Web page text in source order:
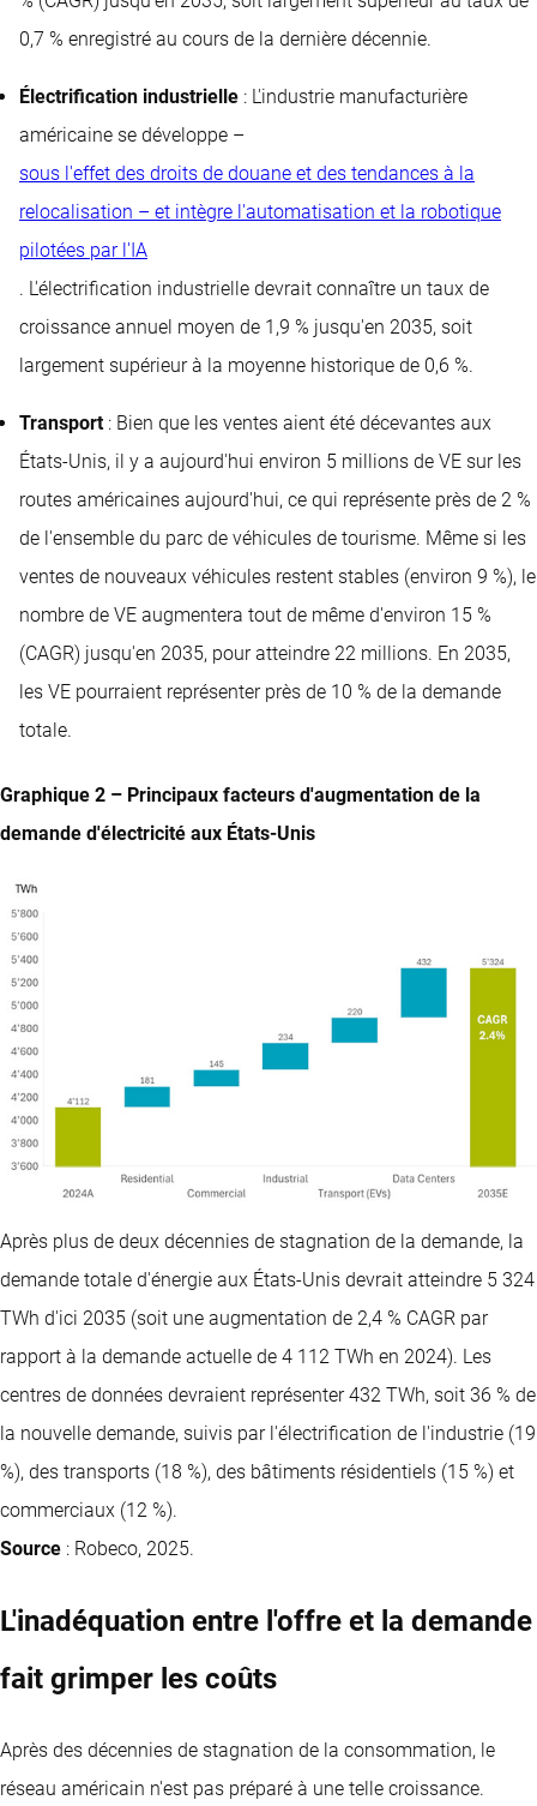
0,7 % enregistré au cours de la dernière décennie.
Électrification industrielle : L'industrie manufacturière
américaine se développe –
sous l'effet des droits de douane et des tendances à la
relocalisation – et intègre l'automatisation et la robotique
pilotées par l'IA
. L'électrification industrielle devrait connaître un taux de
croissance annuel moyen de 1,9 % jusqu'en 2035, soit
largement supérieur à la moyenne historique de 0,6 %.
Transport: Bien que les ventes aient été décevantes aux
États-Unis, il y a aujourd'hui environ 5 millions de VE sur les
routes américaines aujourd'hui, ce qui représente près de 2 %
de l'ensemble du parc de véhicules de tourisme. Même si les
ventes de nouveaux véhicules restent stables (environ 9 %), le
nombre de VE augmentera tout de même d'environ 15 %
(CAGR) jusqu'en 2035, pour atteindre 22 millions. En 2035,
les VE pourraient représenter près de 10 % de la demande
totale.
Graphique 2 – Principaux facteurs d'augmentation de la
demande d'électricité aux États-Unis
Après plus de deux décennies de stagnation de la demande, la
demande totale d'énergie aux États-Unis devrait atteindre 5 324
TWh d'ici 2035 (soit une augmentation de 2,4 % CAGR par
rapport à la demande actuelle de 4 112 TWh en 2024). Les
centres de données devraient représenter 432 TWh, soit 36 % de
la nouvelle demande, suivis par l'électrification de l'industrie (19
%), des transports (18 %), des bâtiments résidentiels (15 %) et
commerciaux (12 %).
Source : Robeco, 2025.
L'inadéquation entre l'offre et la demande
fait grimper les coûts
Après des décennies de stagnation de la consommation, le
réseau américain n'est pas préparé à une telle croissance.